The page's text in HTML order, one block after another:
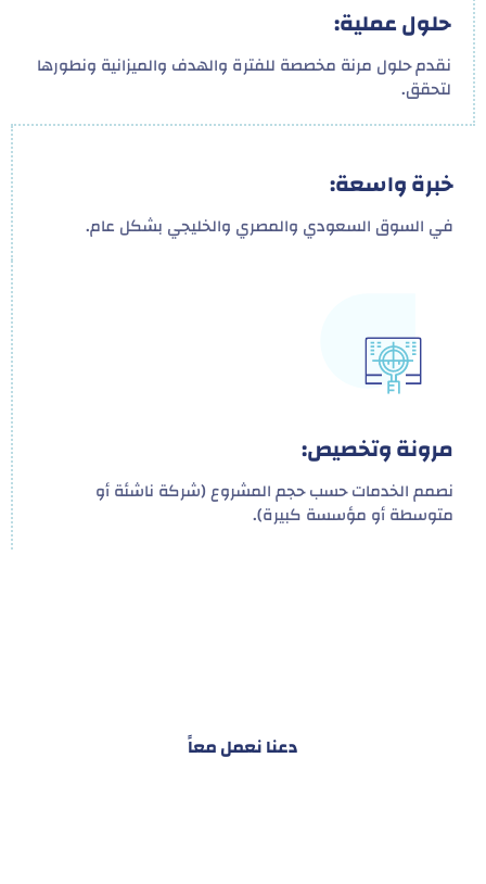
حلول عملية:
نقدم حلول مرنة مخصصة للفترة والهدف والميزانية ونطورها
لتحقق.
خبرة واسعة:
في السوق السعودي والمصري والخليجي بشكل عام.
مرونة وتخصيص:
نصمم الخدمات حسب حجم المشروع (شركة ناشئة أو
متوسطة أو مؤسسة كبيرة).
دعنا نعمل معاً